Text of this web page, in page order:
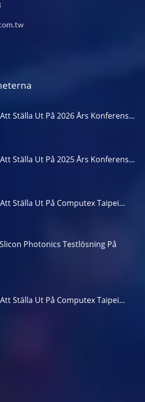
Ställa Ut På 2026 Års Konferens...
Ställa Ut På 2025 Års Konferens...
Ställa Ut På Computex Taipei...
Photonics Testlösning På
Ställa Ut På Computex Taipei...